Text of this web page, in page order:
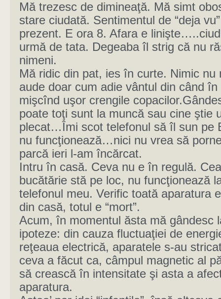
Mă trezesc de dimineaţă. Mă simt
stare ciudată. Sentimentul de “deja
prezent. E ora 8. Afara e
urmă de tata. Degeaba îl strig că nu
nimeni.
Mă ridic din pat, ies în curte. Nimic nu
aude doar cum adie vântul din când în
mişcînd uşor crengile
poate toţi sunt la muncă sau cine ştie
plecat…Îmi scot telefonul să îl sun pe
nu funcţionează…nici nu vrea să
parcă ieri l-am încărcat.
Intru în casă. Ceva nu e în regulă.
bucătărie stă pe loc, nu funcţionează
telefonul meu. Verific toată aparatura
din casă, totul e “mort”.
Acum, în momentul ăsta mă gândesc
ipoteze: din cauza fluctuaţiei de
reţeaua electrică, aparatele s-au
ceva a făcut ca, câmpul magnetic al
să crească în intensitate şi asta a
aparatura.